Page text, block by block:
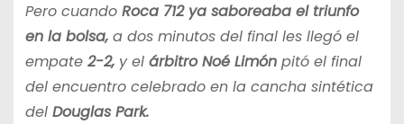
Pero cuando Roca 712 ya saboreaba el triunfo
en la bolsa,a dos minutos del final les llegó el
empate 2-2,y el árbitro Noé Limónpitó el final
del encuentro celebrado en la cancha sintética
del Douglas Park.